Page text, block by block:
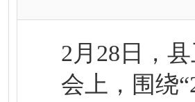
2月28日，
会上，围绕